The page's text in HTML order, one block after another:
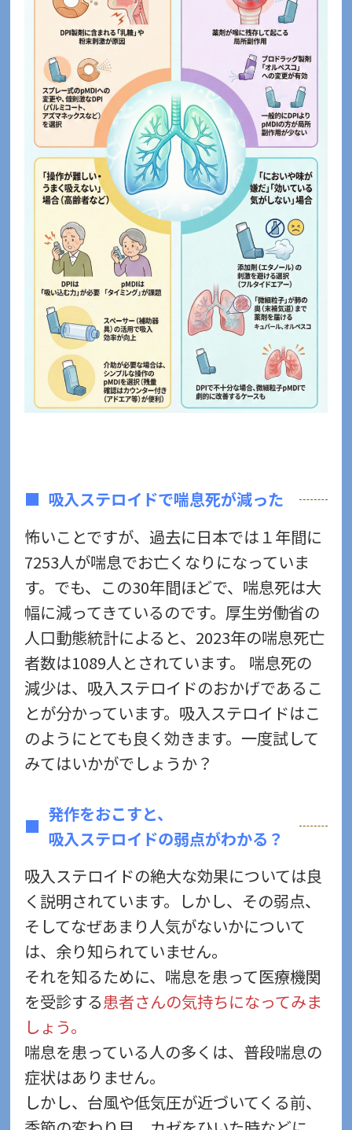
吸入ステロイドで喘息死が減った
怖いことですが、過去に日本では１年間に
7253人が喘息でお亡くなりになっていま
す。でも、この30年間ほどで、喘息死は大
幅に減ってきているのです。厚生労働省の
人口動態統計によると、2023年の喘息死亡
者数は1089人とされています。 喘息死の
減少は、吸入ステロイドのおかげであるこ
とが分かっています。吸入ステロイドはこ
のようにとても良く効きます。一度試して
みてはいかがでしょうか？
発作をおこすと、
吸入ステロイドの弱点がわかる？
吸入ステロイドの絶大な効果については良
く説明されています。しかし、その弱点、
そしてなぜあまり人気がないかについて
は、余り知られていません。
それを知るために、喘息を患って医療機関
を受診する患者さんの気持ちになってみま
しょう。
喘息を患っている人の多くは、普段喘息の
症状はありません。
しかし、台風や低気圧が近づいてくる前、